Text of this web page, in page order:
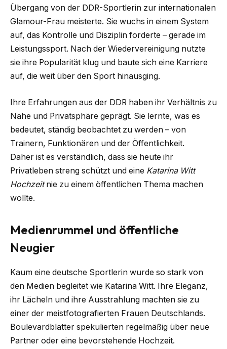
Übergang von der DDR-Sportlerin zur internationalen
Glamour-Frau meisterte. Sie wuchs in einem System
auf, das Kontrolle und Disziplin forderte – gerade im
Leistungssport. Nach der Wiedervereinigung nutzte
sie ihre Popularität klug und baute sich eine Karriere
auf, die weit über den Sport hinausging.
Ihre Erfahrungen aus der DDR haben ihr Verhältnis zu
Nähe und Privatsphäre geprägt. Sie lernte, was es
bedeutet, ständig beobachtet zu werden – von
Trainern, Funktionären und der Öffentlichkeit.
Daher ist es verständlich, dass sie heute ihr
Privatleben streng schützt und eine Katarina Witt
Hochzeitnie zu einem öffentlichen Thema machen
wollte.
Medienrummel und öffentliche
Neugier
Kaum eine deutsche Sportlerin wurde so stark von
den Medien begleitet wie Katarina Witt. Ihre Eleganz,
ihr Lächeln und ihre Ausstrahlung machten sie zu
einer der meistfotografierten Frauen Deutschlands.
Boulevardblätter spekulierten regelmäßig über neue
Partner oder eine bevorstehende Hochzeit.